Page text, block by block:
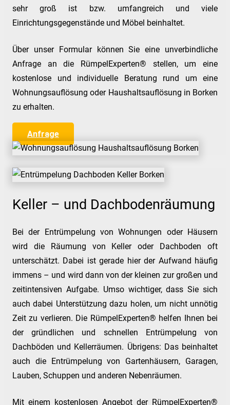
sehr groß ist bzw. umfangreich und viele
Einrichtungsgegenstände und Möbel beinhaltet.
Über unser Formular können Sie eine unverbindliche
Anfrage an die RümpelExperten® stellen, um eine
kostenlose und individuelle Beratung rund um eine
Wohnungsauflösung oder Haushaltsauflösung in Borken
zu erhalten.
Anfrage
Keller – und Dachbodenräumung
Bei der Entrümpelung von Wohnungen oder Häusern
wird die Räumung von Keller oder Dachboden oft
unterschätzt. Dabei ist gerade hier der Aufwand häufig
immens – und wird dann von der kleinen zur großen und
zeitintensiven Aufgabe. Umso wichtiger, dass Sie sich
auch dabei Unterstützung dazu holen, um nicht unnötig
Zeit zu verlieren. Die RümpelExperten® helfen Ihnen bei
der gründlichen und schnellen Entrümpelung von
Dachböden und Kellerräumen. Übrigens: Das beinhaltet
auch die Entrümpelung von Gartenhäusern, Garagen,
Lauben, Schuppen und anderen Nebenräumen.
Mit einem kostenlosen Angebot der RümpelExperten®